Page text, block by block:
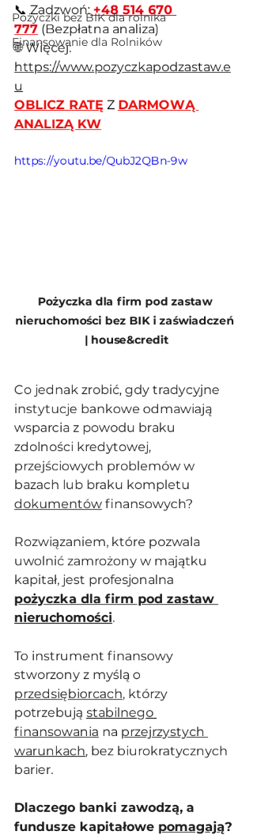
Pożyczki bez BIK dla rolnika
Finansowanie dla Rolników
📞 Zadzwoń: +48 514 670
777 (Bezpłatna analiza)
🌐 Więcej:
https://www.pozyczkapodzastaw.e
u
OBLICZ RATĘ Z DARMOWĄ
ANALIZĄ KW
https://youtu.be/QubJ2QBn-9w
Pożyczka dla firm pod zastaw
nieruchomości bez BIK i zaświadczeń
| house&credit
Co jednak zrobić, gdy tradycyjne
instytucje bankowe odmawiają
wsparcia z powodu braku
zdolności kredytowej,
przejściowych problemów w
bazach lub braku kompletu
dokumentów finansowych?
Rozwiązaniem, które pozwala
uwolnić zamrożony w majątku
kapitał, jest profesjonalna
pożyczka dla firm pod zastaw
nieruchomości.
To instrument finansowy
stworzony z myślą o
przedsiębiorcach, którzy
potrzebują stabilnego
finansowania na przejrzystych
warunkach, bez biurokratycznych
barier.
Dlaczego banki zawodzą, a
fundusze kapitałowe pomagają?